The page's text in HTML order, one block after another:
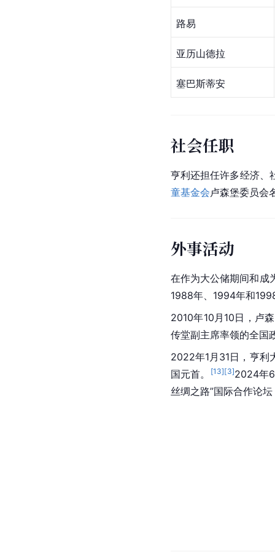
路易
亚历山德拉
塞巴斯蒂安
社会任职
亨利还担任许多经济、
童基金会卢森堡委员会
外事活动
在作为大公储期间和成
1988年、1994年和
2010年10月10日，卢
传堂副主席率领的全国
2022年1月31日，亨利
国元首。
[13][3]2024年
丝绸之路”国际合作论